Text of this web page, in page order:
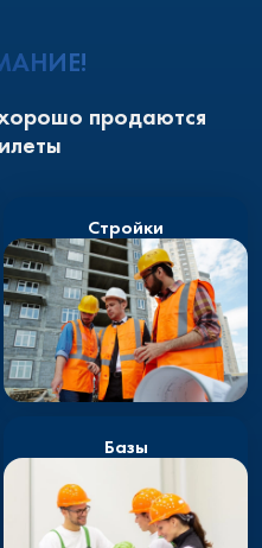
продаются
Стройки
Базы